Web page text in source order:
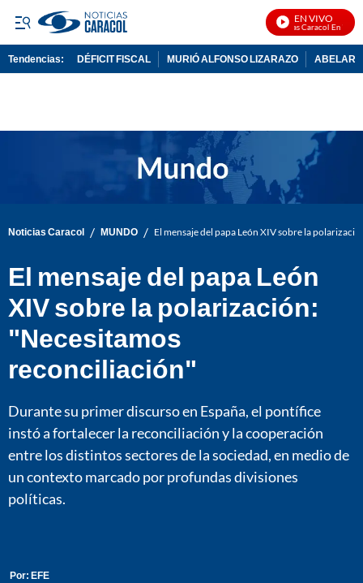
EN VIVO
Noticias Caracol En Vivo
Tendencias: DÉFICIT FISCAL MURIÓ ALFONSO LIZARAZO
Noticias Caracol / MUNDO / El mensaje del papa León XIV sobre la
El mensaje del papa León
XIV sobre la polarización:
"Necesitamos
reconciliación"
Durante su primer discurso en España, el pontífice
instó a fortalecer la reconciliación y la cooperación
entre los distintos sectores de la sociedad, en medio de
un contexto marcado por profundas divisiones
políticas.
Por: EFE